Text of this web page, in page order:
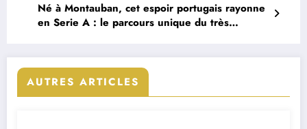
Né à Montauban, cet espoir portugais rayonne
en Serie A : le parcours unique du très
AUTRES ARTICLES